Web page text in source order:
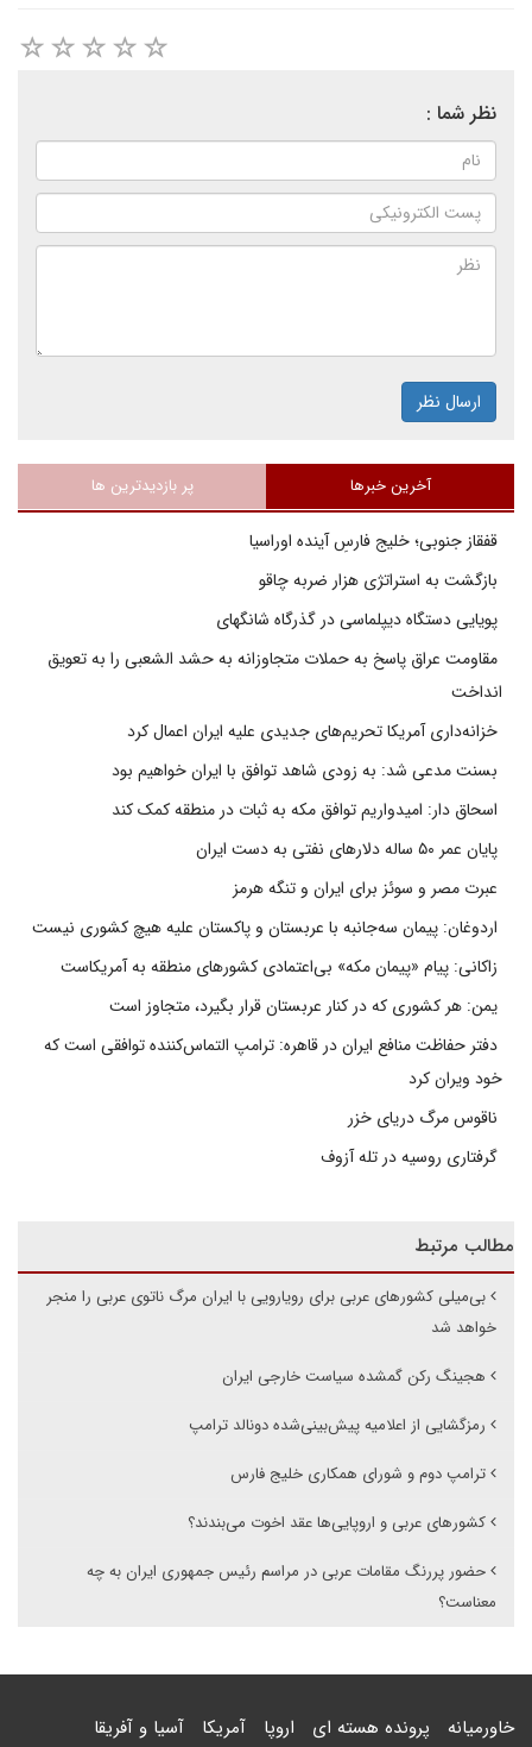
نظر شما :
ارسال نظر
آخرین خبرها پر بازدیدترین ها
قفقاز جنوبی؛ خلیج فارسِ آینده اوراسیا
بازگشت به استراتژی هزار ضربه چاقو
پویایی دستگاه دیپلماسی در گذرگاه شانگهای
مقاومت عراق پاسخ به حملات متجاوزانه به حشد الشعبی را به تعویق
انداخت
خزانه‌داری آمریکا تحریم‌های جدیدی علیه ایران اعمال کرد
بسنت مدعی شد: به زودی شاهد توافق با ایران خواهیم بود
اسحاق دار: امیدواریم توافق مکه به ثبات در منطقه کمک کند
پایان عمر ۵۰ ساله دلارهای نفتی به دست ایران
عبرت مصر و سوئز برای ایران و تنگه هرمز
اردوغان: پیمان سه‌جانبه با عربستان و پاکستان علیه هیچ کشوری نیست
زاکانی: پیام «پیمان مکه» بی‌اعتمادی کشورهای منطقه به آمریکاست
یمن: هر کشوری که در کنار عربستان قرار بگیرد، متجاوز است
دفتر حفاظت منافع ایران در قاهره: ترامپ التماس‌کننده توافقی است که
خود ویران کرد
ناقوس مرگ دریای خزر
گرفتاری روسیه در تله آزوف
مطالب مرتبط
بی‌میلی کشورهای عربی برای رویارویی با ایران مرگ ناتوی عربی را منجر
خواهد شد
هجینگ رکن گمشده سیاست خارجی ایران
رمزگشایی از اعلامیه پیش‌بینی‌شده دونالد ترامپ
ترامپ دوم و شورای همکاری خلیج فارس
کشورهای عربی و اروپایی‌ها عقد اخوت می‌بندند؟
حضور پررنگ مقامات عربی در مراسم رئیس جمهوری ایران به چه
معناست؟
خاورمیانه پرونده هسته ای اروپا آمریکا آسیا و آفریقا